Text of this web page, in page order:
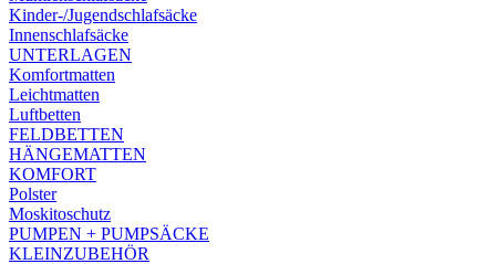
Kinder-/Jugendschlafsäcke
Innenschlafsäcke
UNTERLAGEN
Komfortmatten
Leichtmatten
Luftbetten
FELDBETTEN
HÄNGEMATTEN
KOMFORT
Polster
Moskitoschutz
PUMPEN + PUMPSÄCKE
KLEINZUBEHÖR